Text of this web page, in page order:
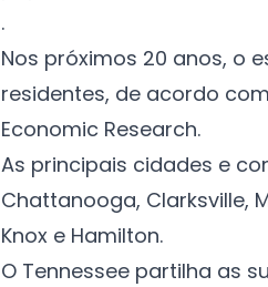
.
Nos próximos 20 anos, o
residentes, de acordo
Economic Research.
As principais cidades e
Chattanooga, Clarksville,
Knox e Hamilton.
O Tennessee partilha as